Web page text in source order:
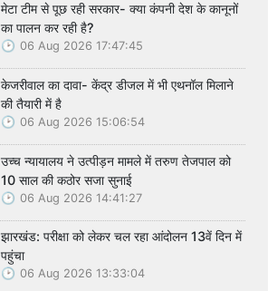
मेटा टीम से पूछ रही सरकार- क्या कंपनी देश के कानूनों
का पालन कर रही है?
06 Aug 2026 17:47:45
केजरीवाल का दावा- केंद्र डीजल में भी एथनॉल मिलाने
की तैयारी में है
06 Aug 2026 15:06:54
उच्च न्यायालय ने उत्पीड़न मामले में तरुण तेजपाल को
10 साल की कठोर सजा सुनाई
06 Aug 2026 14:41:27
झारखंड: परीक्षा को लेकर चल रहा आंदोलन 13वें दिन में
पहुंचा
06 Aug 2026 13:33:04